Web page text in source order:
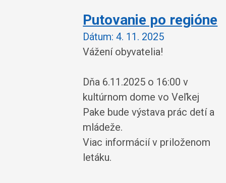
Putovanie po regióne
Dátum: 4. 11. 2025
Vážení obyvatelia!
Dňa 6.11.2025 o 16:00 v
kultúrnom dome vo Veľkej
Pake bude výstava prác detí a
mládeže.
Viac informácií v priloženom
letáku.